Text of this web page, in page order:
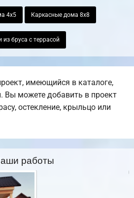
4х5 Каркасные дома 8х8
из бруса с террасой
имеющийся в каталоге,
Вы можете добавить в проект
остекление, крыльцо или
работы